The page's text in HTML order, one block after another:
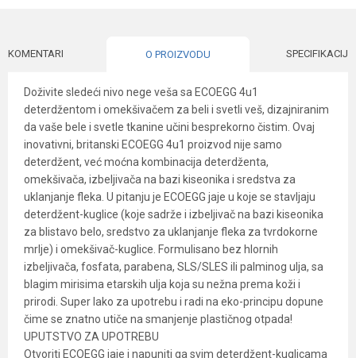
KOMENTARI O PROIZVODU SPECIFIKACIJA
Doživite sledeći nivo nege veša sa ECOEGG 4u1
deterdžentom i omekšivačem za beli i svetli veš, dizajniranim
da vaše bele i svetle tkanine učini besprekorno čistim. Ovaj
inovativni, britanski ECOEGG 4u1 proizvod nije samo
deterdžent, već moćna kombinacija deterdženta,
omekšivača, izbeljivača na bazi kiseonika i sredstva za
uklanjanje fleka. U pitanju je ECOEGG jaje u koje se stavljaju
deterdžent-kuglice (koje sadrže i izbeljivač na bazi kiseonika
za blistavo belo, sredstvo za uklanjanje fleka za tvrdokorne
mrlje) i omekšivač-kuglice. Formulisano bez hlornih
izbeljivača, fosfata, parabena, SLS/SLES ili palminog ulja, sa
blagim mirisima etarskih ulja koja su nežna prema koži i
prirodi. Super lako za upotrebu i radi na eko-principu dopune
čime se znatno utiče na smanjenje plastičnog otpada!
UPUTSTVO ZA UPOTREBU
Otvoriti ECOEGG jaje i napuniti ga svim deterdžent-kuglicama